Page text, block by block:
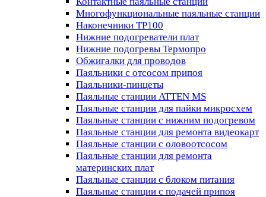
Многофункциональные паяльные станции
Наконечники TP100
Нижние подогреватели плат
Нижние подогревы Термопро
Обжигалки для проводов
Паяльники с отсосом припоя
Паяльники-пинцеты
Паяльные станции ATTEN MS
Паяльные станции для пайки микросхем
Паяльные станции с нижним подогревом
Паяльные станции для ремонта видеокарт
Паяльные станции с оловоотсосом
Паяльные станции для ремонта
материнских плат
Паяльные станции с блоком питания
Паяльные станции с подачей припоя